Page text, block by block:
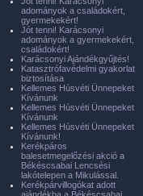
adományok a családokért,
gyermekekért!
Jót tenni! Karácsonyi
adományok a gyermekekért,
családokért!
Karácsonyi Ajándékgyűjtés!
Katasztrófavédelmi gyakorlat
biztosítása
Kellemes Húsvéti Ünnepeket
Kívánunk
Kellemes Húsvéti Ünnepeket
Kívánunk
Kellemes Húsvéti Ünnepeket
Kívánunk!
Kerékpáros
balesetmegelőzési akció a
Békéscsabai Lencsési
lakótelepen a Mikulással.
Kerékpárvillogókat adott